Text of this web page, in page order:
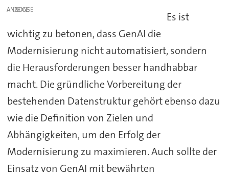
ANZEIGE
Es ist
wichtig zu betonen, dass GenAI die
Modernisierung nicht automatisiert, sondern
die Herausforderungen besser handhabbar
macht. Die gründliche Vorbereitung der
bestehenden Datenstruktur gehört ebenso dazu
wie die Definition von Zielen und
Abhängigkeiten, um den Erfolg der
Modernisierung zu maximieren. Auch sollte der
Einsatz von GenAI mit bewährten